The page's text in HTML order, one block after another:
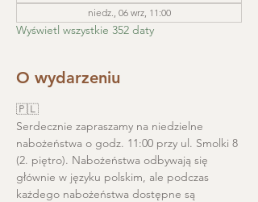
niedz., 06 wrz, 11:00
Wyświetl wszystkie 352 daty
O wydarzeniu
🇵🇱
Serdecznie zapraszamy na niedzielne
nabożeństwa o godz. 11:00 przy ul. Smolki 8
(2. piętro). Nabożeństwa odbywają się
głównie w języku polskim, ale podczas
każdego nabożeństwa dostępne są